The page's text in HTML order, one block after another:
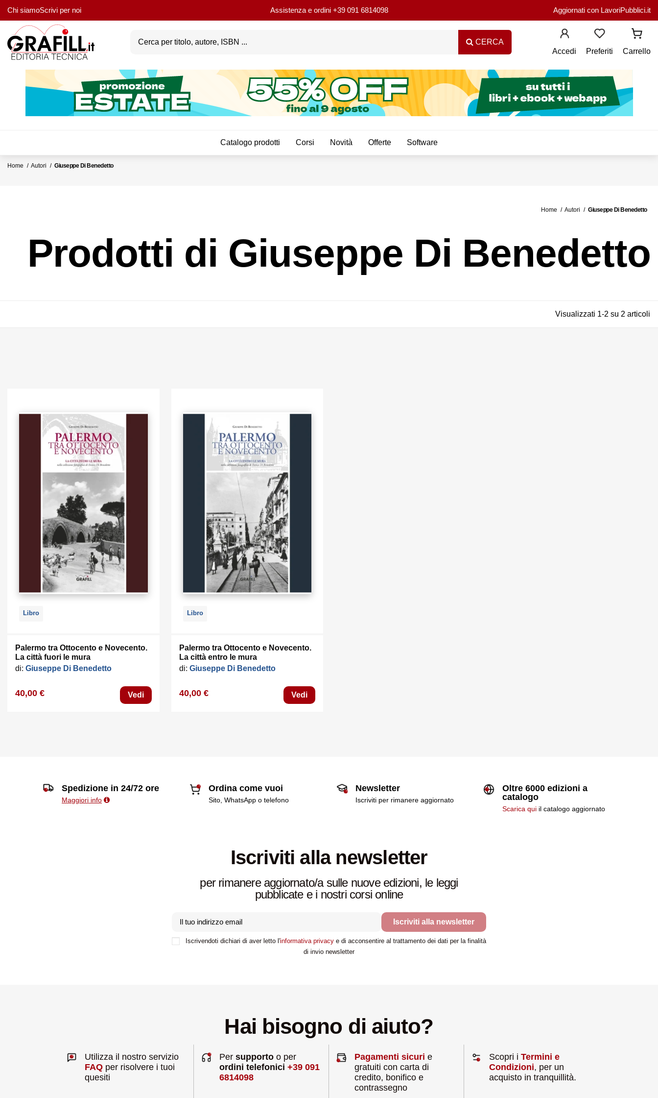
Chi siamoScrivi per noi Assistenza e ordini +39 091 6814098 Aggiornati con LavoriPubblici.it
CERCA
Accedi
Preferiti Carrello
Catalogo prodotti Corsi Novità Offerte Software
Home Autori Giuseppe Di Benedetto
Home Autori Giuseppe Di Benedetto
Prodotti di Giuseppe Di Benedetto
Visualizzati 1-2 su 2 articoli
Libro
Palermo tra Ottocento e Novecento.
La città fuori le mura
di: Giuseppe Di Benedetto
40,00 € Vedi
Libro
Palermo tra Ottocento e Novecento.
La città entro le mura
di: Giuseppe Di Benedetto
40,00 € Vedi
Spedizione in 24/72 ore
Maggiori info
Ordina come vuoi
Sito, WhatsApp o telefono
Newsletter
Iscriviti per rimanere aggiornato
Oltre 6000 edizioni a
catalogo
Scarica qui il catalogo aggiornato
Iscriviti alla newsletter
per rimanere aggiornato/a sulle nuove edizioni, le leggi
pubblicate e i nostri corsi online
Iscriviti alla newsletter
Iscrivendoti dichiari di aver letto l'informativa privacy e di acconsentire al trattamento dei dati per la finalità
di invio newsletter
Hai bisogno di aiuto?
Utilizza il nostro servizio
FAQper risolvere i tuoi
quesiti
Persupporto o per
ordini telefonici+39 091
6814098
Pagamenti sicuri e
gratuiti con carta di
credito, bonifico e
contrassegno
Scopri iTermini e
Condizioni, per un
acquisto in tranquillità.